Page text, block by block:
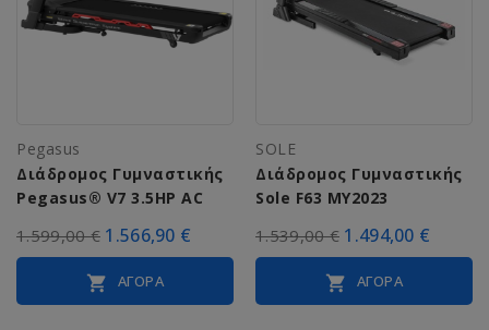
Pegasus
Διάδρομος Γυμναστικής
Pegasus® V7 3.5ΗΡ AC
1.599,00 € 1.566,90 €
 ΑΓΟΡΆ
SOLE
Διάδρομος Γυμναστικής
Sole F63 MY2023
1.539,00 € 1.494,00 €
 ΑΓΟΡΆ